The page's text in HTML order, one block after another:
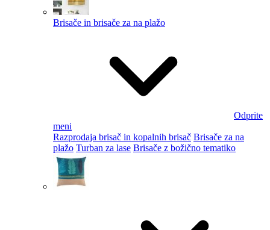
Brisače in brisače za na plažo
Odprite
meni
Razprodaja brisač in kopalnih brisač Brisače za na
plažo Turban za lase Brisače z božično tematiko